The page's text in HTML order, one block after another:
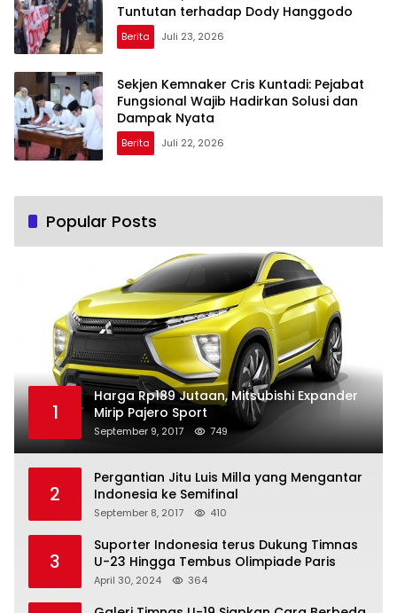
Tuntutan terhadap Dody Hanggodo
Berita Juli 23, 2026
Sekjen Kemnaker Cris Kuntadi: Pejabat
Fungsional Wajib Hadirkan Solusi dan
Dampak Nyata
Berita Juli 22, 2026
Popular Posts
1
Harga Rp189 Jutaan, Mitsubishi Expander
Mirip Pajero Sport
September 9, 2017 749
2
Pergantian Jitu Luis Milla yang Mengantar
Indonesia ke Semifinal
September 8, 2017 410
3
Suporter Indonesia terus Dukung Timnas
U-23 Hingga Tembus Olimpiade Paris
April 30, 2024 364